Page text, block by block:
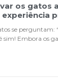
os gatos
se perguntam:
sim! Embora os